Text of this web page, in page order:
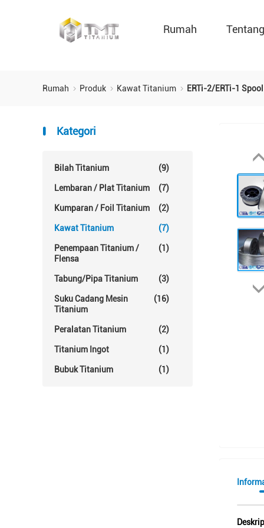
Rumah Tentang
Rumah Produk Kawat Titanium ERTi-2/ERTi-1
Kategori
Bilah Titanium (9)
Lembaran / Plat Titanium (7)
Kumparan / Foil Titanium (2)
Kawat Titanium (7)
Penempaan Titanium /
Flensa
(1)
Tabung/Pipa Titanium (3)
Suku Cadang Mesin
Titanium
(16)
Peralatan Titanium (2)
Titanium Ingot (1)
Bubuk Titanium (1)